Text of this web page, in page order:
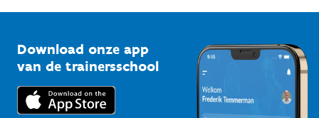
Bedrijven
Trainers en begeleiders
Vlaamse Trainersschool
Kennisplatform
Downloads
Voor de pers
Download onze app
van de trainersschool